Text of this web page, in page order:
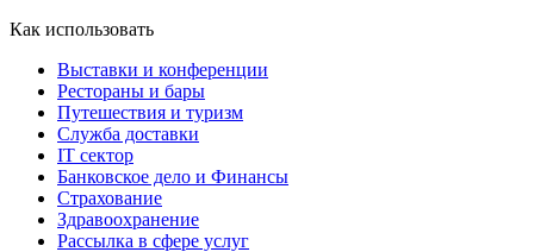
Как использовать
Выставки и конференции
Рестораны и бары
Путешествия и туризм
Служба доставки
IT сектор
Банковское дело и Финансы
Страхование
Здравоохранение
Рассылка в сфере услуг